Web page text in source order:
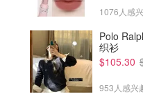
$34.51
Tapo S110E 智能继电器开关 1
1076人感
Polo Ralph
织衫
$105.30
953人感兴